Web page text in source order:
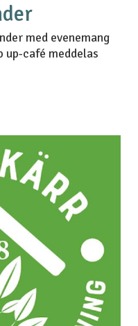
med evenemang
up-café meddelas